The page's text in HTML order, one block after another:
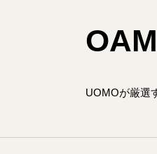
UOMOが厳選